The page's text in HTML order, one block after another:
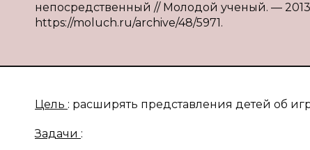
непосредственный // Молодой ученый. —
https://moluch.ru/archive/48/5971.
Цель : расширять представления детей об
Задачи :